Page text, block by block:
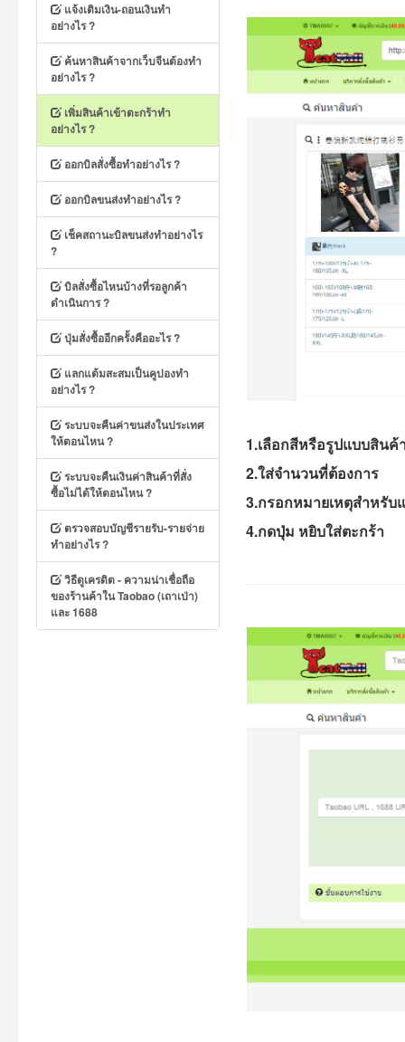
แจ้งเติมเงิน-ถอนเงินทำ
อย่างไร ?
ค้นหาสินค้าจากเว็บจีนต้องทำ
อย่างไร ?
เพิ่มสินค้าเข้าตะกร้าทำ
อย่างไร ?
ออกบิลสั่งซื้อทำอย่างไร ?
ออกบิลขนส่งทำอย่างไร ?
เช็คสถานะบิลขนส่งทำอย่างไร
?
บิลสั่งซื้อไหนบ้างที่รอลูกค้า
ดำเนินการ ?
ปุ่มสั่งซื้ออีกครั้งคืออะไร ?
แลกแต้มสะสมเป็นคูปองทำ
อย่างไร ?
ระบบจะคืนค่าขนส่งในประเทศ
ให้ตอนไหน ?
ระบบจะคืนเงินค่าสินค้าที่สั่ง
ซื้อไม่ได้ให้ตอนไหน ?
ตรวจสอบบัญชีรายรับ-รายจ่าย
ทำอย่างไร ?
วิธีดูเครดิต - ความน่าเชื่อถือ
ของร้านค้าใน Taobao (เถาเป่า)
และ 1688
1.เลือกสีหรือรูปแบบสินค้
2.ใส่จำนวนที่ต้องการ
3.กรอกหมายเหตุสำหรับ
4.กดปุ่ม หยิบใส่ตะกร้า